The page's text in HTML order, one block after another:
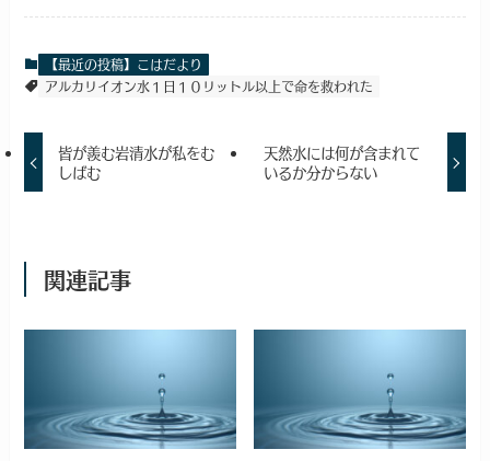
【最近の投稿】こはだより
アルカリイオン水１日１０リットル以上で命を救われた
皆が羨む岩清水が私をむ
しばむ
天然水には何が含まれて
いるか分からない
関連記事